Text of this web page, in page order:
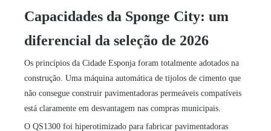
Capacidades da Sponge City: um
diferencial da seleção de 2026
Os princípios da Cidade Esponja foram totalmente adotados na
construção. Uma máquina automática de tijolos de cimento que
não consegue construir pavimentadoras permeáveis ​​compatíveis
está claramente em desvantagem nas compras municipais.
O QS1300 foi hiperotimizado para fabricar pavimentadoras